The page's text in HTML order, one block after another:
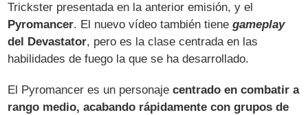
Trickster presentada en la anterior emisión, y el
Pyromancer. El nuevo vídeo también tienegameplay
del Devastator, pero es la clase centrada en las
habilidades de fuego la que se ha desarrollado.
El Pyromancer es un personajecentrado en combatir a
rango medio, acabando rápidamente con grupos de